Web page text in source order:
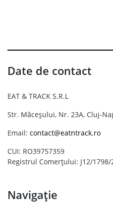
Date de contact
EAT & TRACK S.R.L
Str. Măceșului, Nr. 23A, Cluj-
Email: contact@eatntrack.ro
CUI: RO39757359
Registrul Comerțului: J12/1798/
Navigație